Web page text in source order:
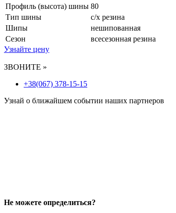
Профиль (высота) шины 80
Тип шины
с/х резина
Шипы
нешипованная
Сезон
всесезонная резина
Узнайте цену
ЗВОНИТЕ »
+38(067) 378-15-15
Узнай о ближайшем событии наших партнеров
Не можете определиться?